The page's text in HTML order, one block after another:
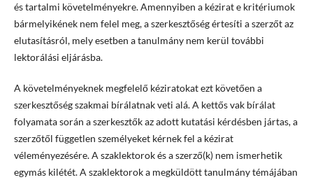
és tartalmi követelményekre. Amennyiben a kézirat e kritériumok
bármelyikének nem felel meg, a szerkesztőség értesíti a szerzőt az
elutasításról, mely esetben a tanulmány nem kerül további
lektorálási eljárásba.
A követelményeknek megfelelő kéziratokat ezt követően a
szerkesztőség szakmai bírálatnak veti alá. A kettős vak bírálat
folyamata során a szerkesztők az adott kutatási kérdésben jártas, a
szerzőtől független személyeket kérnek fel a kézirat
véleményezésére. A szaklektorok és a szerző(k) nem ismerhetik
egymás kilétét. A szaklektorok a megküldött tanulmány témájában